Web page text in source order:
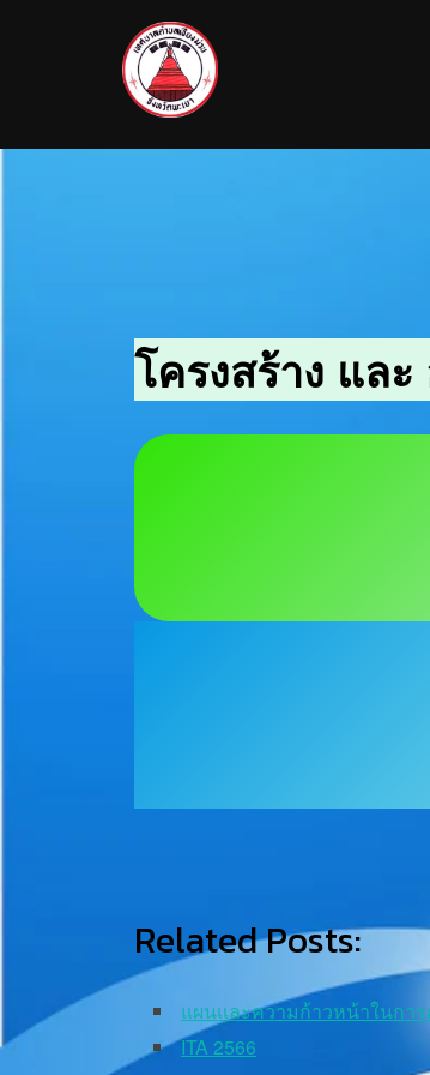
โครงสร้าง แล
Related Posts:
แผนและความก้าวหน้าในกา
ITA 2566